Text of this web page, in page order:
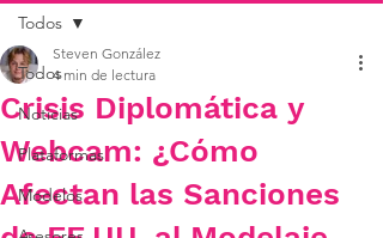
Todos
Noticias
Plataformas
Modelos
Todos
Crisis Diplomática y
Webcam: ¿Cómo
Afectan las Sanciones
Steven González
4 min de lectura